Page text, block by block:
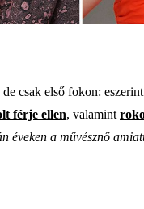
csak első fokon: eszerint
férje ellen, valamint
éveken a művésznő